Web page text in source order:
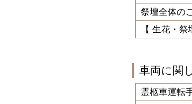
祭壇全体の
【 生花・
車両に関
霊柩車運転